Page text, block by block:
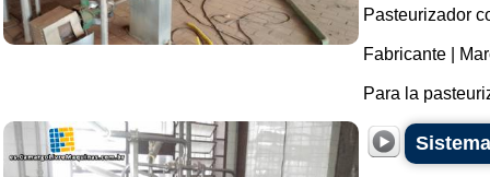
Pasteurizador
Fabricante |
Para la